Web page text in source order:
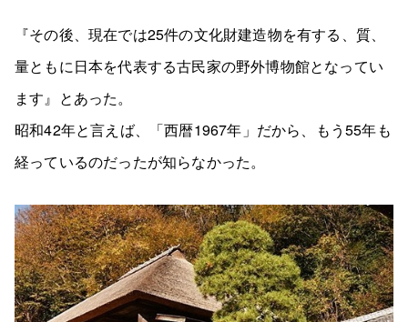
『その後、現在では25件の文化財建造物を有する、質、
量ともに日本を代表する古民家の野外博物館となってい
ます』とあった。
昭和42年と言えば、「西暦1967年」だから、もう55年も
経っているのだったが知らなかった。